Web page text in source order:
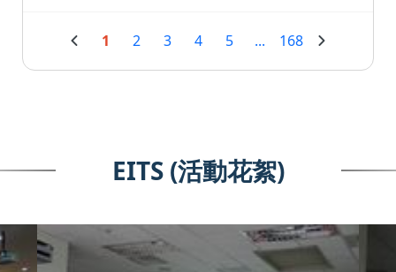
1 2 3 4 5 ... 168
EITS (活動花絮)